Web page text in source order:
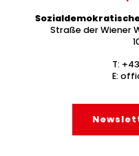
Straße der Wiener
T:
E: